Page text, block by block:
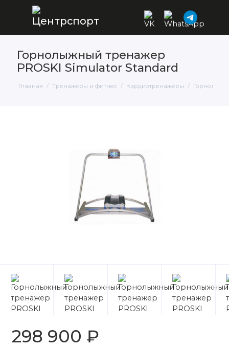
Горнолыжный тренажер
PROSKI Simulator Standard
Главная Тренажёры и фитнес Кардиотренажеры
298 900 ₽